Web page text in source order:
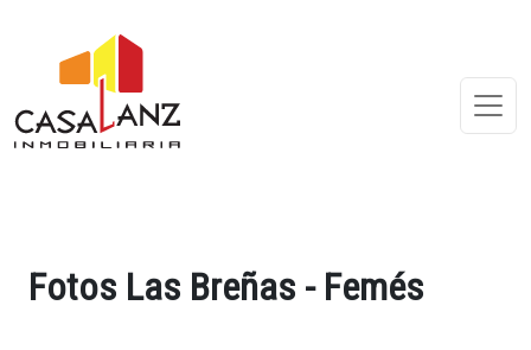
Fotos Las Breñas - Femés